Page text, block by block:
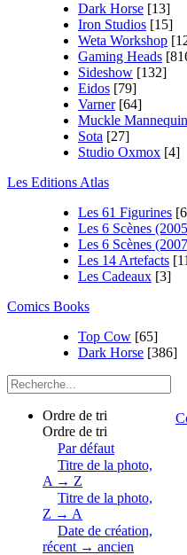
Dark Horse [13]
Iron Studios [15]
Weta Workshop
Gaming Heads
Sideshow [132]
Eidos [79]
Varner [64]
Muckle
Sota [27]
Studio Oxmox [4]
Les Editions Atlas
Les 61 Figurines
Les 6 Scènes
Les 6 Scènes
Les 14 Artefacts
Les Cadeaux [3]
Comics Books
Top Cow [65]
Dark Horse [386]
Ordre de tri
Ordre de tri
Par défaut
Titre de la photo,
A → Z
Titre de la photo,
Z → A
Date de création,
récent → ancien